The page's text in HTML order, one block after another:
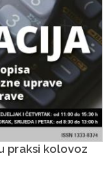
praksi kolovoz